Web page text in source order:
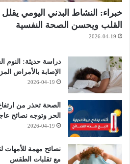
خبراء: النشاط البدني اليومي
القلب ويحسن الصحة النفسية
2026-04-19
دراسة حديثة: النوم
الإصابة بالأمراض
2026-04-19
الصحة تحذر من
الحر وتوجه نصائح
2026-04-19
نصائح مهمة للأمهات
مع تقلبات الطقس